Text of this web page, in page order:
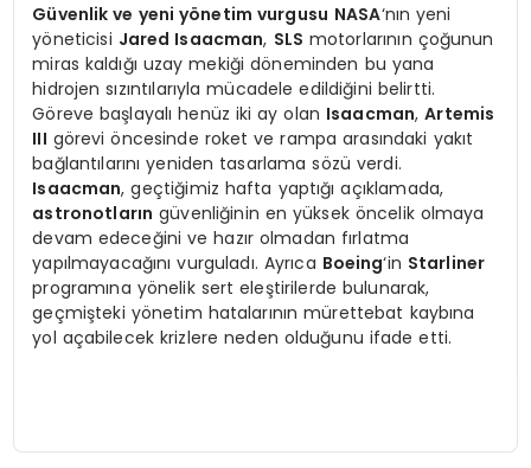
Güvenlik ve yeni yönetim vurgusu NASA‘nın yeni
yöneticisi Jared Isaacman, SLS motorlarının çoğunun
miras kaldığı uzay mekiği döneminden bu yana
hidrojen sızıntılarıyla mücadele edildiğini belirtti.
Göreve başlayalı henüz iki ay olan Isaacman,Artemis
III görevi öncesinde roket ve rampa arasındaki yakıt
bağlantılarını yeniden tasarlama sözü verdi.
Isaacman, geçtiğimiz hafta yaptığı açıklamada,
astronotların güvenliğinin en yüksek öncelik olmaya
devam edeceğini ve hazır olmadan fırlatma
yapılmayacağını vurguladı. Ayrıca Boeing‘in Starliner
programına yönelik sert eleştirilerde bulunarak,
geçmişteki yönetim hatalarının mürettebat kaybına
yol açabilecek krizlere neden olduğunu ifade etti.